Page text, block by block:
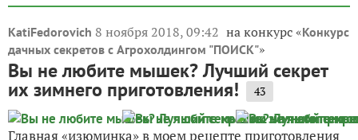
KatiFedorovich 8 ноября 2018, 09:42 на конкурс «Конкурс
дачных секретов с Агрохолдингом "ПОИСК"»
Вы не любите мышек? Лучший секрет
их зимнего приготовления! 43
Главная «изюминка» в моем рецепте приготовления